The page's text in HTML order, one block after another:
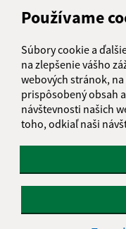
Používame
Súbory cookie a
na zlepšenie vášho
webových stránok,
prispôsobený obsah
návštevnosti našich
toho, odkiaľ naši